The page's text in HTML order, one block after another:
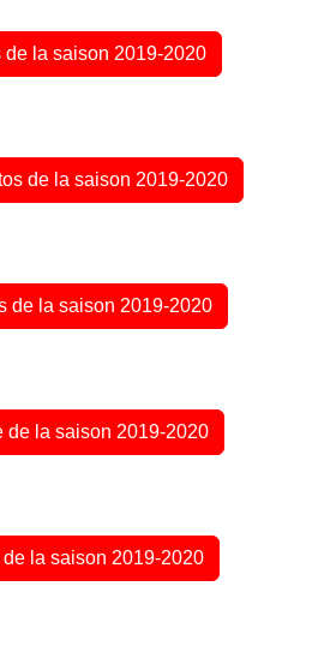
de la saison 2019-2020
de la saison 2019-2020
de la saison 2019-2020
de la saison 2019-2020
de la saison 2019-2020